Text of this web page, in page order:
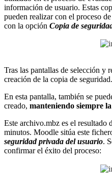
información de usuario. Estas
pueden realizar con el proceso
con la opción Copia de
Tras las pantallas de selección y
creación de la copia de seguridad.
En esta pantalla, también se
creado, manteniendo siempre
Este archivo.mbz es el resultado
minutos. Moodle sitúa este
seguridad privada del usuario.
confirmar el éxito del proceso: